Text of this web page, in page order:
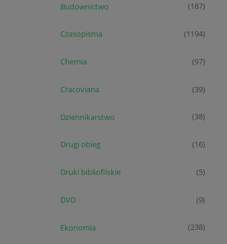
Budownictwo (187)
Czasopisma (1194)
Chemia (97)
Cracoviana (39)
Dziennikarstwo (38)
Drugi obieg (16)
Druki bibliofilskie (5)
DVD (9)
Ekonomia (238)